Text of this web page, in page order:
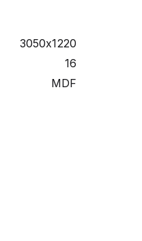
3050x1220
16
MDF